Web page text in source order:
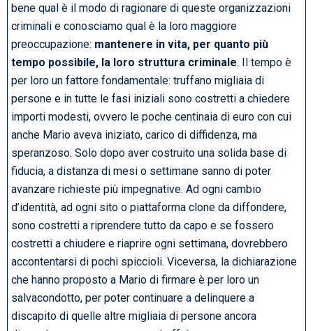
bene qual è il modo di ragionare di queste organizzazioni
criminali e conosciamo qual è la loro maggiore
preoccupazione: mantenere in vita, per quanto più
tempo possibile, la loro struttura criminale. Il tempo è
per loro un fattore fondamentale: truffano migliaia di
persone e in tutte le fasi iniziali sono costretti a chiedere
importi modesti, ovvero le poche centinaia di euro con cui
anche Mario aveva iniziato, carico di diffidenza, ma
speranzoso. Solo dopo aver costruito una solida base di
fiducia, a distanza di mesi o settimane sanno di poter
avanzare richieste più impegnative. Ad ogni cambio
d’identità, ad ogni sito o piattaforma clone da diffondere,
sono costretti a riprendere tutto da capo e se fossero
costretti a chiudere e riaprire ogni settimana, dovrebbero
accontentarsi di pochi spiccioli. Viceversa, la dichiarazione
che hanno proposto a Mario di firmare è per loro un
salvacondotto, per poter continuare a delinquere a
discapito di quelle altre migliaia di persone ancora